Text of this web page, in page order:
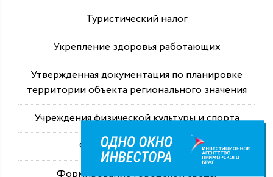
Туристический налог
Укрепление здоровья работающих
Утвержденная документация по планировке
территории объекта регионального значения
Учреждения физической культуры и спорта
Финансовая отчетность